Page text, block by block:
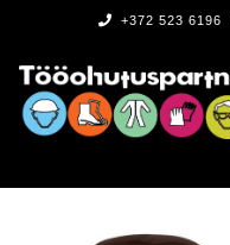
+372 523 6196